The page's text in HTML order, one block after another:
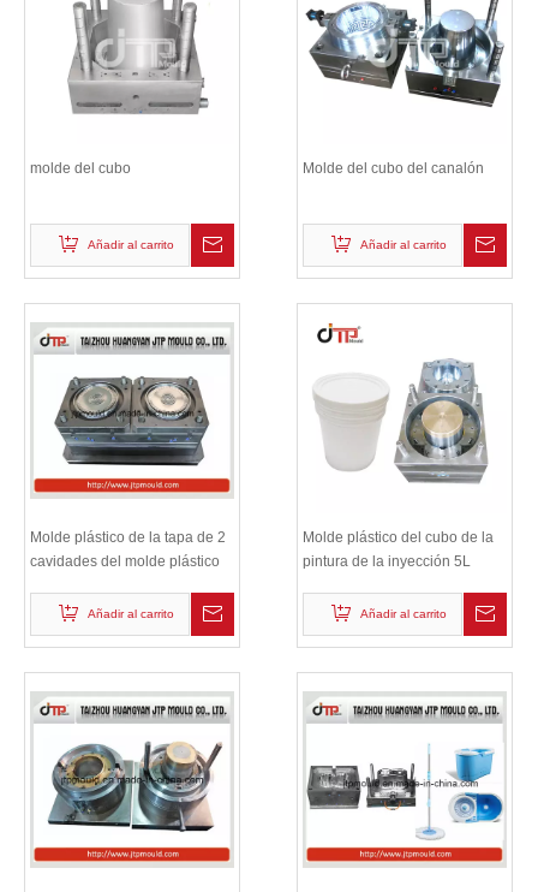
molde del cubo
Añadir al carrito
Molde del cubo del canalón
Añadir al carrito
Molde plástico de la tapa de 2
cavidades del molde plástico
Añadir al carrito
Molde plástico del cubo de la
pintura de la inyección 5L
Añadir al carrito